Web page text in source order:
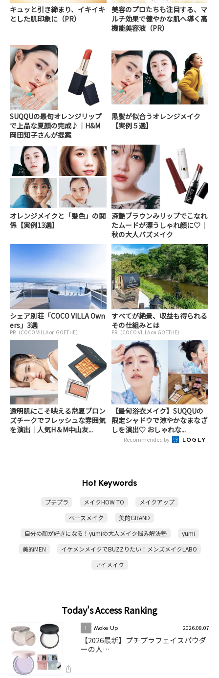
キュッと引き締まり、イキイキ
とした肌印象に（PR）
美容のプロたちも注目する、マ
ルチ効果で健やかな肌へ導く高
機能美容液（PR）
SUQQUの最旬オレンジリップ
で上品な夏顔の完成♪｜H&M
岡田知子さんが提案
黒髪が似合うオレンジメイク
【実例５選】
オレンジメイクと「髪色」の関
係【実例13選】
深艶ブラウンみリップでこなれ
たムードが漂うしゃれ顔に♡｜
秋の大人バズメイク
シェア別荘「COCO VILLA Own
ers」3選
PR（COCO VILLA on GOETHE）
すべてが絶景、収益も得られる
その仕組みとは
PR（COCO VILLA on GOETHE）
透明肌にこそ映える常夏ブロン
ズチークでフレッシュな雰囲気
を演出｜人気H＆M中山友...
【最旬浴衣メイク】SUQQUの
限定シャドウで涼やかなまなざ
しを演出♡ おしゃれな...
Recommended by
Hot Keywords
プチプラ メイクHOW TO
メイクアップ
ベースメイク
美的GRAND
自分の顔が好きになる！yumiの大人メイク悩み解決塾
yumi
美的MEN
イケメンメイクでBUZZりたい！メンズメイクLABO
アイメイク
Today's Access Ranking
1 Make Up 2026.08.07
【2026最新】プチプラフェイスパウダ
ーの人…